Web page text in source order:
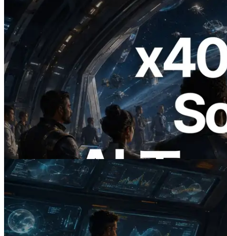
2026.07.04
ERPC、x402 決済対応の Solana RPC を
公開 — AI エージェントが必要な API
にその場で支払う時代の幕開け
この記事を読む